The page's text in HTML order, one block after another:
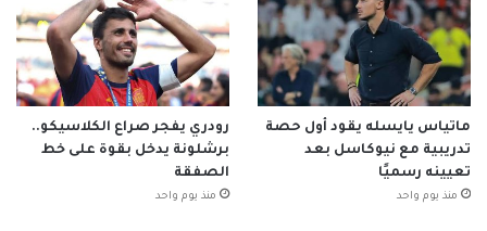
ماتياس يايسله يقود أول حصة
تدريبية مع نيوكاسل بعد
تعيينه رسميًا
منذ يوم واحد
رودري يفجر صراع الكلاسيكو..
برشلونة يدخل بقوة على خط
الصفقة
منذ يوم واحد